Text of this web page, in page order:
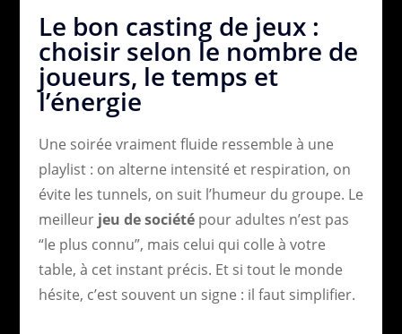
Le bon casting de jeux :
choisir selon le nombre de
joueurs, le temps et
l’énergie
Une soirée vraiment fluide ressemble à une
playlist : on alterne intensité et respiration, on
évite les tunnels, on suit l’humeur du groupe. Le
meilleur jeu de sociétépour adultes n’est pas
“le plus connu”, mais celui qui colle à votre
table, à cet instant précis. Et si tout le monde
hésite, c’est souvent un signe : il faut simplifier.